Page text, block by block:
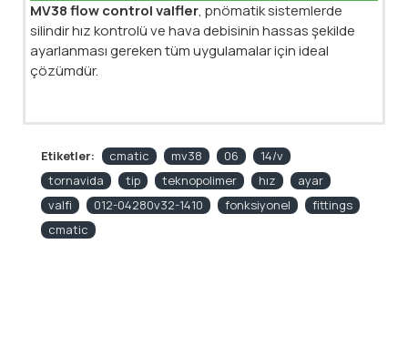
MV38 flow control valfler, pnömatik sistemlerde
silindir hız kontrolü ve hava debisinin hassas şekilde
ayarlanması gereken tüm uygulamalar için ideal
çözümdür.
Etiketler: cmatic mv38 06
14/v
tornavida
tip teknopolimer hız
ayar
valfi
012-04280v32-1410 fonksiyonel
fittings
cmatic